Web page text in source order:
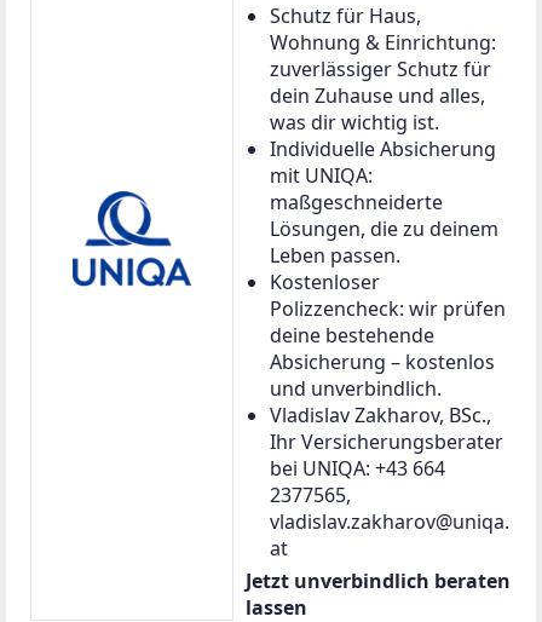
Schutz für Haus,
Wohnung & Einrichtung:
zuverlässiger Schutz für
dein Zuhause und alles,
was dir wichtig ist.
Individuelle Absicherung
mit UNIQA:
maßgeschneiderte
Lösungen, die zu deinem
Leben passen.
Kostenloser
Polizzencheck: wir prüfen
deine bestehende
Absicherung – kostenlos
und unverbindlich.
Vladislav Zakharov, BSc.,
Ihr Versicherungsberater
bei UNIQA: +43 664
2377565,
vladislav.zakharov@uniqa.
at
Jetzt unverbindlich beraten
lassen